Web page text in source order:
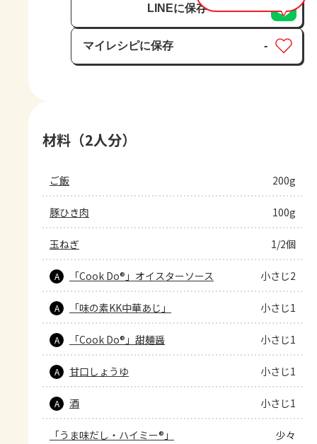
LINEに保存
マイレシピに保存
保存済み
-
材料（2人分）
ご飯 200g
豚ひき肉 100g
玉ねぎ 1/2個
A 「Cook Do®」オイスターソース 小さじ2
A 「味の素KK中華あじ」 小さじ1
A 「Cook Do®」甜麺醤 小さじ1
A 甘口しょうゆ 小さじ1
A 酒 小さじ1
「うま味だし・ハイミー®」 少々